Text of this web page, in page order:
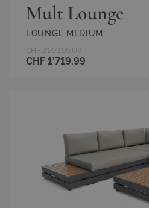
Mult Lounge
LOUNGE MEDIUM
CHF 1’719.99
CHF 2’299.99 UVP